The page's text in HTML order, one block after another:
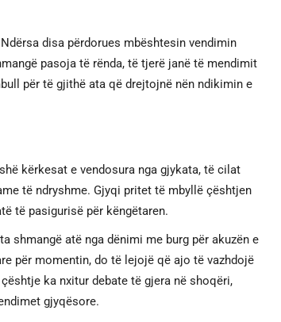
disa përdorues mbështesin vendimin
pasoja të rënda, të tjerë janë të mendimit
për të gjithë ata që drejtojnë nën ndikimin e
kërkesat e vendosura nga gjykata, të cilat
të ndryshme. Gjyqi pritet të mbyllë çështjen
të pasigurisë për këngëtaren.
shmangë atë nga dënimi me burg për akuzën e
për momentin, do të lejojë që ajo të vazhdojë
ka nxitur debate të gjera në shoqëri,
gjyqësore.